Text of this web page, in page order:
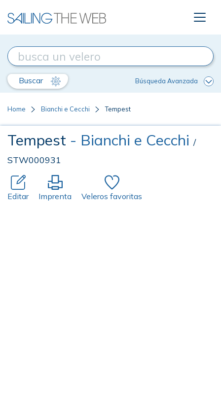
Buscar Búsqueda Avanzada
Home Bianchi e Cecchi Tempest
Tempest - Bianchi e Cecchi /
STW000931
Editar Imprenta Veleros favoritas